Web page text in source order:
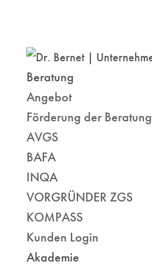
Beratung
Angebot
Förderung der Beratung
AVGS
BAFA
INQA
VORGRÜNDER ZGS
KOMPASS
Kunden Login
Akademie